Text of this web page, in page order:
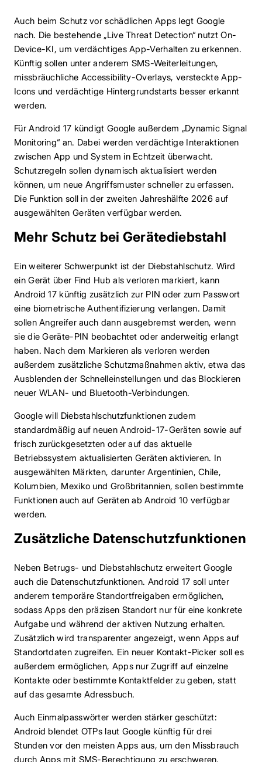
Auch beim Schutz vor schädlichen Apps legt Google
nach. Die bestehende „Live Threat Detection“ nutzt On-
Device-KI, um verdächtiges App-Verhalten zu erkennen.
Künftig sollen unter anderem SMS-Weiterleitungen,
missbräuchliche Accessibility-Overlays, versteckte App-
Icons und verdächtige Hintergrundstarts besser erkannt
werden.
Für Android 17 kündigt Google außerdem „Dynamic Signal
Monitoring“ an. Dabei werden verdächtige Interaktionen
zwischen App und System in Echtzeit überwacht.
Schutzregeln sollen dynamisch aktualisiert werden
können, um neue Angriffsmuster schneller zu erfassen.
Die Funktion soll in der zweiten Jahreshälfte 2026 auf
ausgewählten Geräten verfügbar werden.
Mehr Schutz bei Gerätediebstahl
Ein weiterer Schwerpunkt ist der Diebstahlschutz. Wird
ein Gerät über Find Hub als verloren markiert, kann
Android 17 künftig zusätzlich zur PIN oder zum Passwort
eine biometrische Authentifizierung verlangen. Damit
sollen Angreifer auch dann ausgebremst werden, wenn
sie die Geräte-PIN beobachtet oder anderweitig erlangt
haben. Nach dem Markieren als verloren werden
außerdem zusätzliche Schutzmaßnahmen aktiv, etwa das
Ausblenden der Schnelleinstellungen und das Blockieren
neuer WLAN- und Bluetooth-Verbindungen.
Google will Diebstahlschutzfunktionen zudem
standardmäßig auf neuen Android-17-Geräten sowie auf
frisch zurückgesetzten oder auf das aktuelle
Betriebssystem aktualisierten Geräten aktivieren. In
ausgewählten Märkten, darunter Argentinien, Chile,
Kolumbien, Mexiko und Großbritannien, sollen bestimmte
Funktionen auch auf Geräten ab Android 10 verfügbar
werden.
Zusätzliche Datenschutzfunktionen
Neben Betrugs- und Diebstahlschutz erweitert Google
auch die Datenschutzfunktionen. Android 17 soll unter
anderem temporäre Standortfreigaben ermöglichen,
sodass Apps den präzisen Standort nur für eine konkrete
Aufgabe und während der aktiven Nutzung erhalten.
Zusätzlich wird transparenter angezeigt, wenn Apps auf
Standortdaten zugreifen. Ein neuer Kontakt-Picker soll es
außerdem ermöglichen, Apps nur Zugriff auf einzelne
Kontakte oder bestimmte Kontaktfelder zu geben, statt
auf das gesamte Adressbuch.
Auch Einmalpasswörter werden stärker geschützt:
Android blendet OTPs laut Google künftig für drei
Stunden vor den meisten Apps aus, um den Missbrauch
durch Apps mit SMS-Berechtigung zu erschweren.